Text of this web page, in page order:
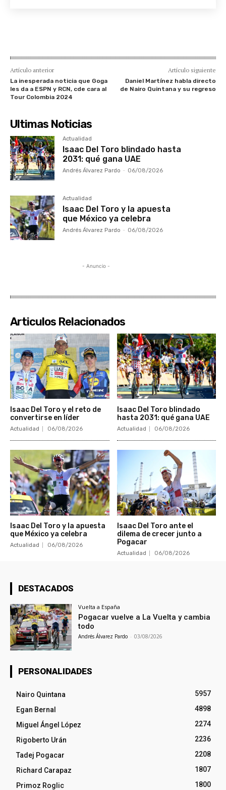
Artículo anterior
La inesperada noticia que Goga
les da a ESPN y RCN, cde cara al
Tour Colombia 2024
Artículo siguiente
Daniel Martínez habla directo
de Nairo Quintana y su regreso
Ultimas Noticias
Actualidad
Isaac Del Toro blindado hasta
2031: qué gana UAE
Andrés Álvarez Pardo - 06/08/2026
Actualidad
Isaac Del Toro y la apuesta
que México ya celebra
Andrés Álvarez Pardo - 06/08/2026
- Anuncio -
Articulos Relacionados
Isaac Del Toro y el reto de
convertirse en líder
Actualidad 06/08/2026
Isaac Del Toro blindado
hasta 2031: qué gana UAE
Actualidad 06/08/2026
Isaac Del Toro y la apuesta
que México ya celebra
Actualidad 06/08/2026
Isaac Del Toro ante el
dilema de crecer junto a
Pogacar
Actualidad 06/08/2026
DESTACADOS
Vuelta a España
Pogacar vuelve a La Vuelta y cambia
todo
Andrés Álvarez Pardo - 03/08/2026
PERSONALIDADES
Nairo Quintana
5957
Egan Bernal
4898
Miguel Ángel López
2274
Rigoberto Urán
2236
Tadej Pogacar
2208
Richard Carapaz
1807
Primoz Roglic
1800